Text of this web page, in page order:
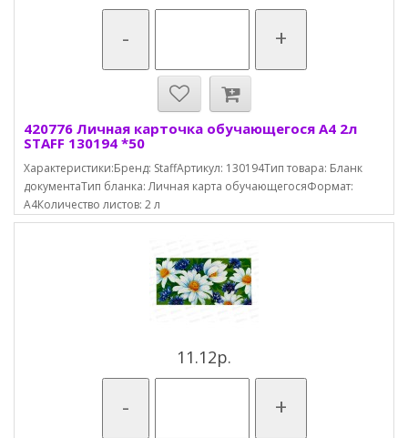
- +
420776 Личная карточка обучающегося А4 2л
STAFF 130194 *50
Характеристики:Бренд: StaffАртикул: 130194Тип товара: Бланк
документаТип бланка: Личная карта обучающегосяФормат:
А4Количество листов: 2 л
11.12р.
- +